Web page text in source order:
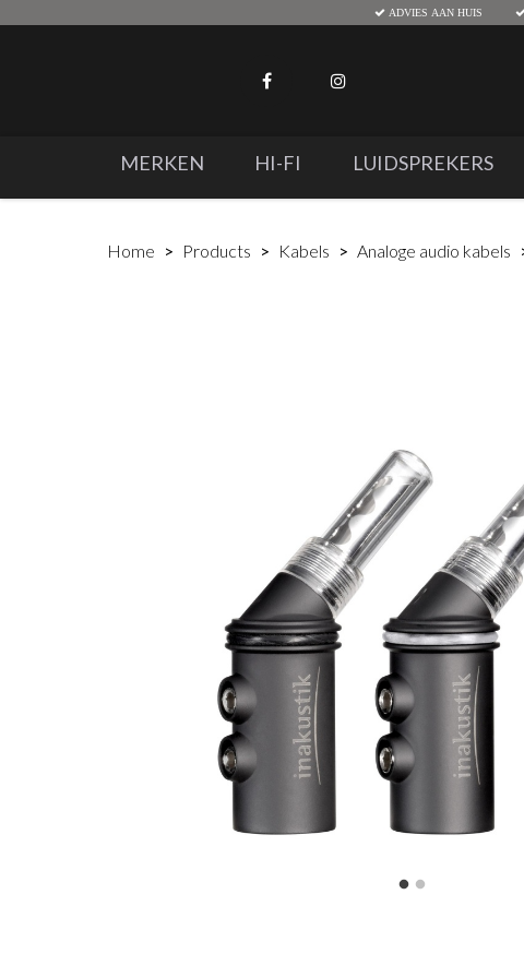
ADVIES AAN HUIS
MERKEN HI-FI LUIDSPREKERS
Home Products Kabels Analoge audio kabels